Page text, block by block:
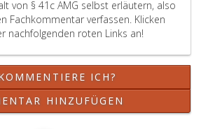
auch
dann,
wenn
eine
klinische
Sponsor
von § 41c AMG selbst erläutern, also
Fachkommentar verfassen. Klicken
nachfolgenden roten Links an!
ICH?
HINZUFÜGEN